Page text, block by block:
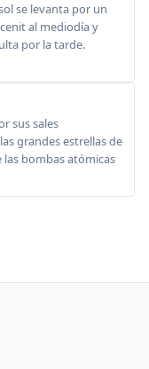
se levanta por un
al mediodía y
por la tarde.
sus sales
grandes estrellas de
las bombas atómicas